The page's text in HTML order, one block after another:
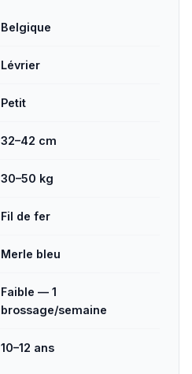
Belgique
Lévrier
Petit
32–42 cm
30–50 kg
Fil de fer
Merle bleu
Faible — 1
brossage/semaine
10–12 ans